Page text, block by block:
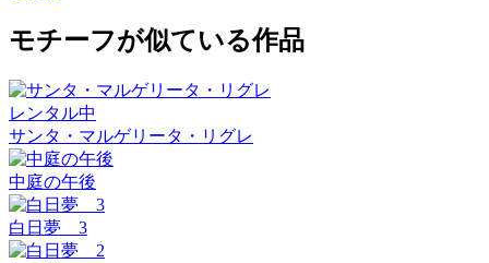
モチーフが似ている作品
レンタル中
サンタ・マルゲリータ・リグレ
中庭の午後
白日夢 3